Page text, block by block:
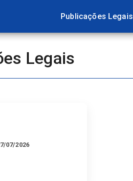
Publicações Legais
Legais
07/2026